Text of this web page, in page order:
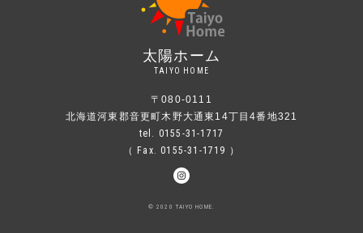
太陽ホーム
TAIYO HOME
〒080-0111
北海道河東郡音更町木野大通東14丁目4番地321
tel. 0155-31-1717
（ Fax. 0155-31-1719 ）
© 2020 TAIYO HOME.